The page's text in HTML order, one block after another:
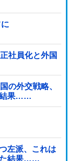
社員化と外国
の外交戦略、
結果……
左派、これは
た結果……